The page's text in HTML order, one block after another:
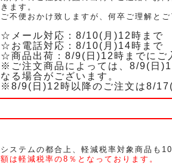
きます。
ご不便おかけ致しますが、何卒ご理解と
☆メール対応：8/10(月)12時まで
☆お電話対応：8/10(月)14時まで
☆商品出荷：8/9(日)12時までにご
※ご注文商品によっては、8/9(日
なる場合がございます。
※8/9(日)12時以降のご注文は8/17(
システムの都合上、軽減税率対象商品も
額は軽減税率の8％となっております。